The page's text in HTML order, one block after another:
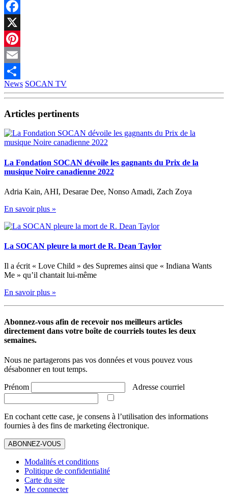
Facebook
X
Pinterest
Email
Partager
News SOCAN TV
Articles pertinents
La Fondation SOCAN dévoile les gagnants du Prix de la
musique Noire canadienne 2022
Adria Kain, AHI, Desarae Dee, Nonso Amadi, Zach Zoya
En savoir plus »
La SOCAN pleure la mort de R. Dean Taylor
Il a écrit « Love Child » des Supremes ainsi que « Indiana Wants
Me » qu’il chantait lui-même
En savoir plus »
Abonnez-vous afin de recevoir nos meilleurs articles
directement dans votre boîte de courriels toutes les deux
semaines.
Nous ne partagerons pas vos données et vous pouvez vous
désabonner en tout temps.
Prénom Adresse courriel
En cochant cette case, je consens à l’utilisation des informations
fournies à des fins de marketing électronique.
ABONNEZ-VOUS
Modalités et conditions
Politique de confidentialité
Carte du site
Me connecter